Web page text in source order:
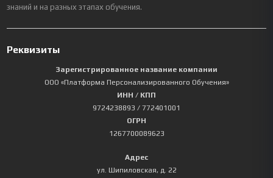
знаний и на разных этапах обучения.
Реквизиты
Зарегистрированное название компании
ООО «Платформа Персонализированного Обучения»
ИНН / КПП
9724238893 / 772401001
ОГРН
1267700089623
Адрес
ул. Шипиловская, д. 22